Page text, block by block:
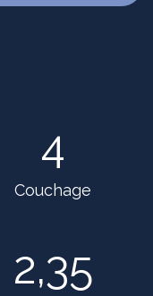
4
Couchage
2,35